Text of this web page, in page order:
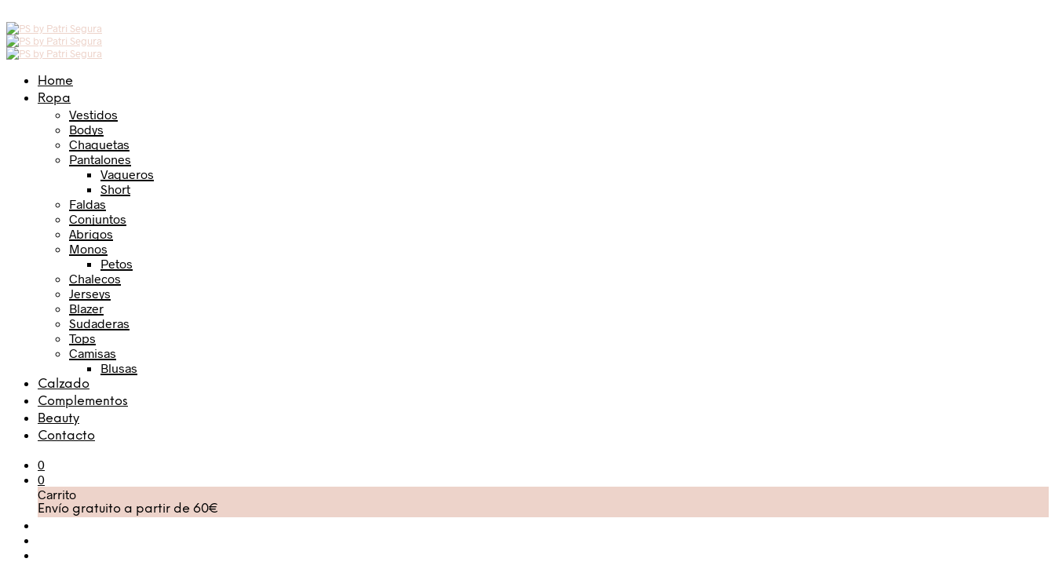
Home
Ropa
Vestidos
Bodys
Chaquetas
Pantalones
Vaqueros
Short
Faldas
Conjuntos
Abrigos
Monos
Petos
Chalecos
Jerseys
Blazer
Sudaderas
Tops
Camisas
Blusas
Calzado
Complementos
Beauty
Contacto
0
0
Carrito
Envío gratuito a partir de 60€